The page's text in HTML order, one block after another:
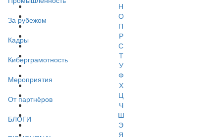
За рубежом
Кадры
Киберграмотность
Мероприятия
От партнёров
БЛОГИ
Н
О
П
Р
С
Т
У
Ф
Х
Ц
Ч
Ш
Э
Я